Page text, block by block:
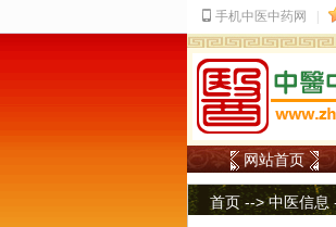
网站首页
首页 -->中医信息